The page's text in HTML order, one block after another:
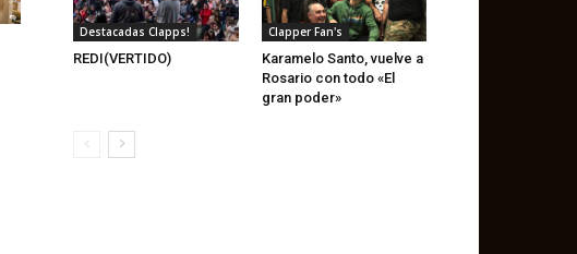
Destacadas Clapps!
REDI(VERTIDO)
Clapper Fan's
Karamelo Santo, vuelve a
Rosario con todo «El
gran poder»